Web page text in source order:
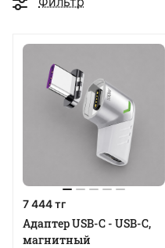
7 444 тг
Адаптер USB-С - USB-C,
магнитный